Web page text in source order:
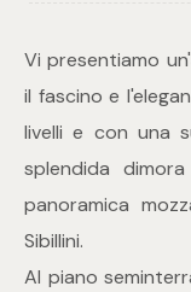
Vi presentiamo
il fascino e
livelli e con una
splendida
panoramica
Sibillini.
Al piano
Industriali
Terreni
Prezzo